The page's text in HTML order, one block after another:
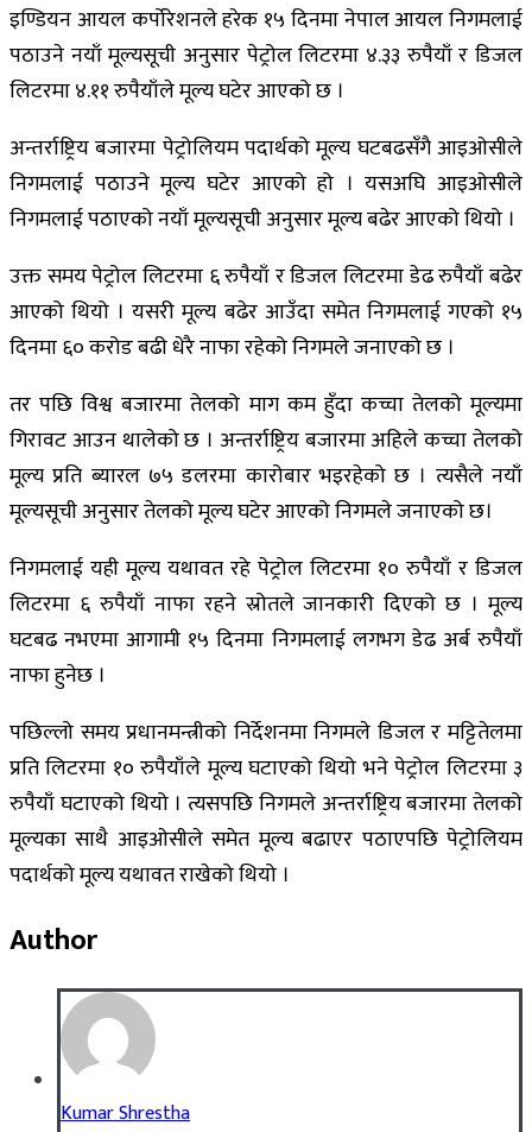
इण्डियन आयल कर्पोरेशनले हरेक १५ दिनमा नेपाल आयल निगमलाई
पठाउने नयाँ मूल्यसूची अनुसार पेट्रोल लिटरमा ४.३३ रुपैयाँ र डिजल
लिटरमा ४.११ रुपैयाँले मूल्य घटेर आएको छ ।
अन्तर्राष्ट्रिय बजारमा पेट्रोलियम पदार्थको मूल्य घटबढसँगै आइओसीले
निगमलाई पठाउने मूल्य घटेर आएको हो । यसअघि आइओसीले
निगमलाई पठाएको नयाँ मूल्यसूची अनुसार मूल्य बढेर आएको थियो ।
उक्त समय पेट्रोल लिटरमा ६ रुपैयाँ र डिजल लिटरमा डेढ रुपैयाँ बढेर
आएको थियो । यसरी मूल्य बढेर आउँदा समेत निगमलाई गएको १५
दिनमा ६० करोड बढी धेरै नाफा रहेको निगमले जनाएको छ ।
तर पछि विश्व बजारमा तेलको माग कम हुँदा कच्चा तेलको मूल्यमा
गिरावट आउन थालेको छ । अन्तर्राष्ट्रिय बजारमा अहिले कच्चा तेलको
मूल्य प्रति ब्यारल ७५ डलरमा कारोबार भइरहेको छ । त्यसैले नयाँ
मूल्यसूची अनुसार तेलको मूल्य घटेर आएको निगमले जनाएको छ।
निगमलाई यही मूल्य यथावत रहे पेट्रोल लिटरमा १० रुपैयाँ र डिजल
लिटरमा ६ रुपैयाँ नाफा रहने स्रोतले जानकारी दिएको छ । मूल्य
घटबढ नभएमा आगामी १५ दिनमा निगमलाई लगभग डेढ अर्ब रुपैयाँ
नाफा हुनेछ ।
पछिल्लो समय प्रधानमन्त्रीको निर्देशनमा निगमले डिजल र मट्टितेलमा
प्रति लिटरमा १० रुपैयाँले मूल्य घटाएको थियो भने पेट्रोल लिटरमा ३
रुपैयाँ घटाएको थियो । त्यसपछि निगमले अन्तर्राष्ट्रिय बजारमा तेलको
मूल्यका साथै आइओसीले समेत मूल्य बढाएर पठाएपछि पेट्रोलियम
पदार्थको मूल्य यथावत राखेको थियो ।
Author
Kumar Shrestha